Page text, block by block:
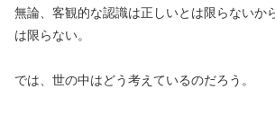
無論、客観的な認識は正しいとは限らないか
は限らない。
では、世の中はどう考えているのだろう。